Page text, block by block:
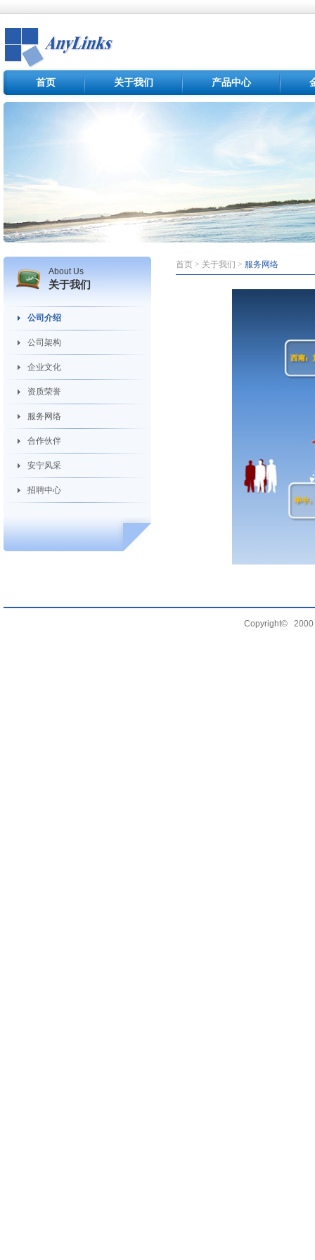
首页 关于我们 产品中心
About Us
关于我们
公司介绍
公司架构
企业文化
资质荣誉
服务网络
合作伙伴
安宁风采
招聘中心
首页 > 关于我们 > 服务网络
Copyright©